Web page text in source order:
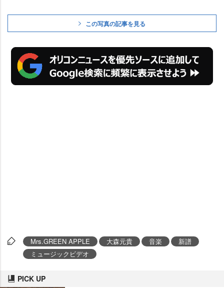
この写真の記事を見る
Mrs.GREEN APPLE 大森元貴 音楽
新譜
ミュージックビデオ
PICK UP